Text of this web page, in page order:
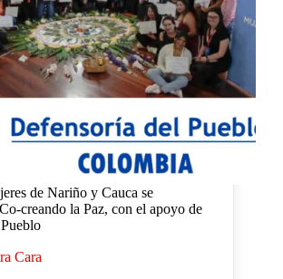
de Nariño y Cauca se
creando la Paz, con el apoyo de
Cara